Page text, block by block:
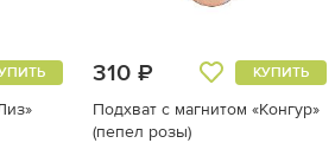
310 ₽ КУПИТЬ
Подхват с магнитом «Конгур»
(пепел розы)